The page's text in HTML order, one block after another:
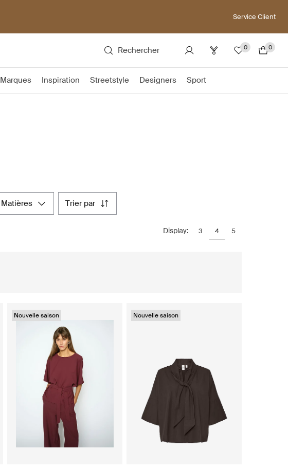
Service Client
Rechercher 0 0
Marques Inspiration Streetstyle Designers Sport
matières trier par
Display: 3 4 5
Nouvelle saison Nouvelle saison